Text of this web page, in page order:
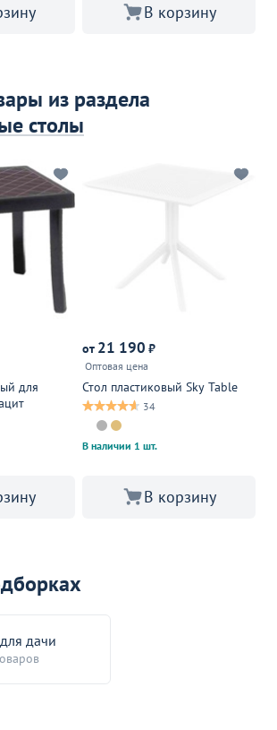
В корзину
из раздела
столы
для
от 21 190 ₽
Оптовая цена
Стол пластиковый Sky Table
34
В наличии 1 шт.
В корзину
дачи